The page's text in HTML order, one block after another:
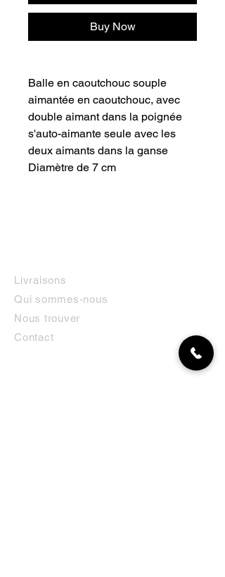
Buy Now
Balle en caoutchouc souple
aimantée en caoutchouc, avec
double aimant dans la poignée
s'auto-aimante seule avec les
deux aimants dans la ganse
Diamètre de 7 cm
Livraisons
Qui sommes-nous
Nous trouver
Contact